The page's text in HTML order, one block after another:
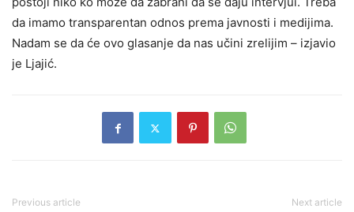
da imamo transparentan odnos prema javnosti i medijima.
Nadam se da će ovo glasanje da nas učini zrelijim – izjavio
je Ljajić.
Previous article Next article